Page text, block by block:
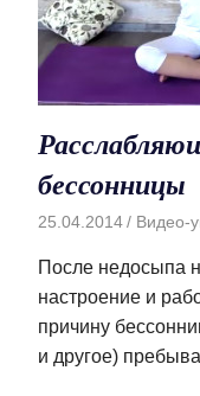
бессонницы
25.04.2014 Видео-
После недосыпа
настроение и
причину
и другое)